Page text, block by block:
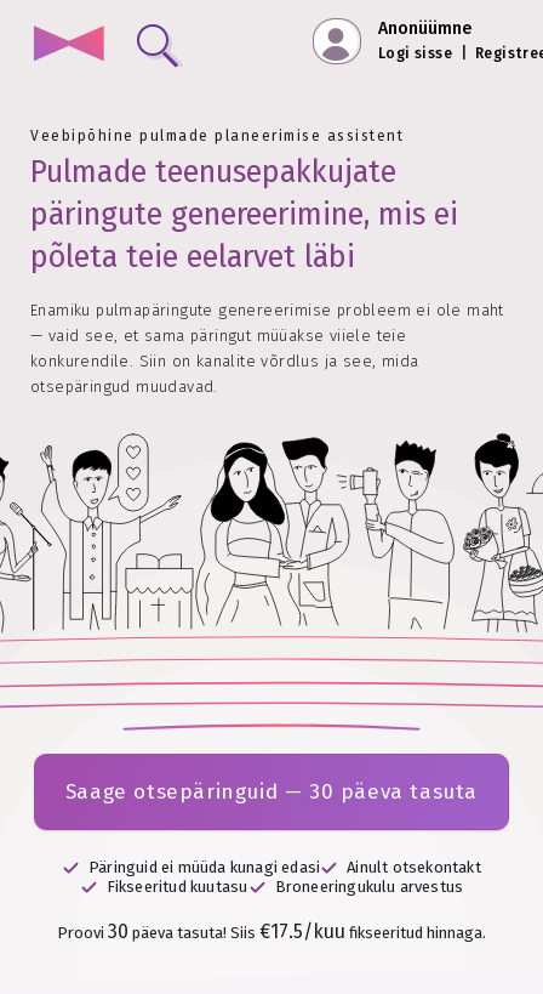
Anonüümne
Logi sisse
Veebipõhine pulmade planeerimise assistent
Pulmade teenusepakkujate
päringute genereerimine, mis ei
põleta teie eelarvet läbi
Enamiku pulmapäringute genereerimise probleem ei ole maht
— vaid see, et sama päringut müüakse viiele teie
konkurendile. Siin on kanalite võrdlus ja see, mida
otsepäringud muudavad.
Saage otsepäringuid — 30 päeva tasuta
Päringuid ei müüda kunagi edasi
Ainult otsekontakt
Fikseeritud kuutasu
Broneeringukulu arvestus
Proovi 30 päeva tasuta! Siis €17.5/kuu fikseeritud hinnaga.